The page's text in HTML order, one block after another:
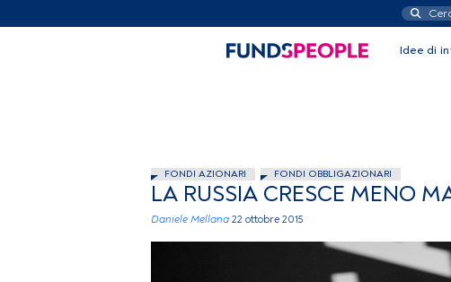
Idee di
FONDI AZIONARI FONDI OBBLIGAZIONARI
LA RUSSIA CRESCE MENO
Daniele Mellana 22 ottobre 2015